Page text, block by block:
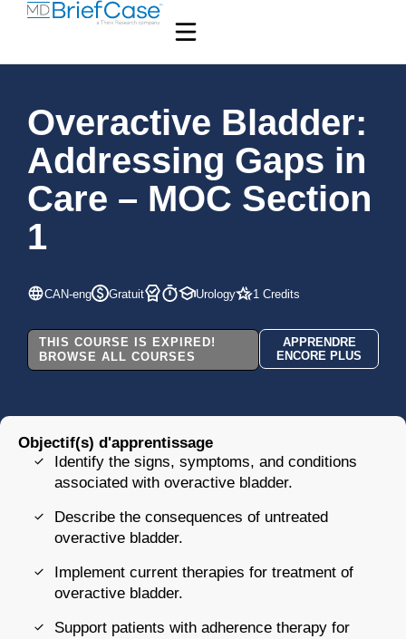
Overactive Bladder:
Addressing Gaps in
Care – MOC Section
1
CAN-eng Gratuit Urology 1 Credits
THIS COURSE IS EXPIRED!
BROWSE ALL COURSES
APPRENDRE
ENCORE PLUS
Objectif(s) d'apprentissage
Identify the signs, symptoms, and conditions
associated with overactive bladder.
Describe the consequences of untreated
overactive bladder.
Implement current therapies for treatment of
overactive bladder.
Support patients with adherence therapy for